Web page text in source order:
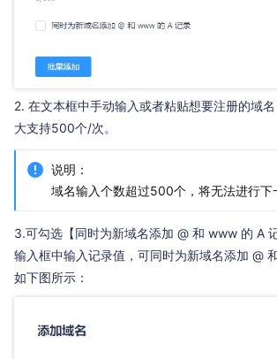
2. 在文本框中手动输入或者粘贴想要注册的域
大支持500个/次。
说明：
域名输入个数超过500个，将无法进行下
3.可勾选【同时为新域名添加 @ 和 www 的 A
输入框中输入记录值，可同时为新域名添加 @
如下图所示：